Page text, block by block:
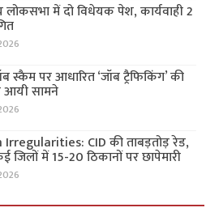
में दो विधेयक पेश, कार्यवाही 2
स्कैम पर आधारित ‘जॉब ट्रैफिकिंग’ की
सामने
Irregularities: CID की ताबड़तोड़ रेड,
जिलों में 15-20 ठिकानों पर छापेमारी